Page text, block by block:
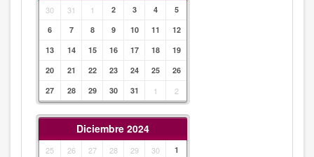
30 31 1 2 3 4
5
6
7 8 9 10 11
12
13
14 15 16 17 18
19
20
21 22 23 24 25
26
27
28 29 30 31 1 2
Diciembre 2024
25 26 27 28 29 30
1